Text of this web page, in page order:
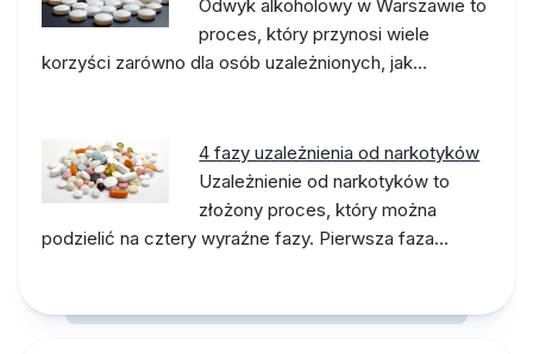
Odwyk alkoholowy w Warszawie to
proces, który przynosi wiele
korzyści zarówno dla osób uzależnionych, jak…
4 fazy uzależnienia od narkotyków
Uzależnienie od narkotyków to
złożony proces, który można
podzielić na cztery wyraźne fazy. Pierwsza faza…